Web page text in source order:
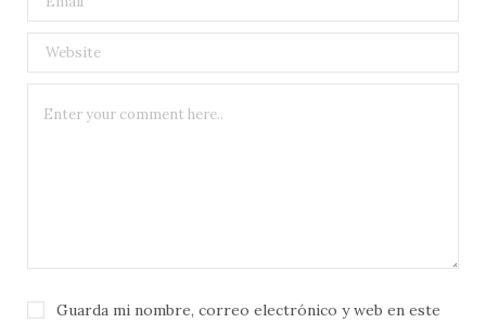
Guarda mi nombre, correo electrónico y web en este